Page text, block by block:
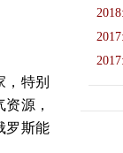
，特别
源，
罗斯能
2018:
2017:
2017: